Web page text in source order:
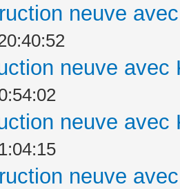
neuve
neuve avec
neuve avec
neuve